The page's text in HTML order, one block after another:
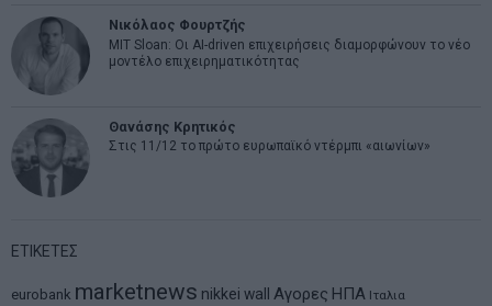
Νικόλαος Φουρτζής
MIT Sloan: Οι AI-driven επιχειρήσεις διαμορφώνουν το νέο
μοντέλο επιχειρηματικότητας
Θανάσης Κρητικός
Στις 11/12 το πρώτο ευρωπαϊκό ντέρμπι «αιωνίων»
ΕΤΙΚΕΤΕΣ
eurobank marketnews nikkei wall Αγορες ΗΠΑ Ιταλια